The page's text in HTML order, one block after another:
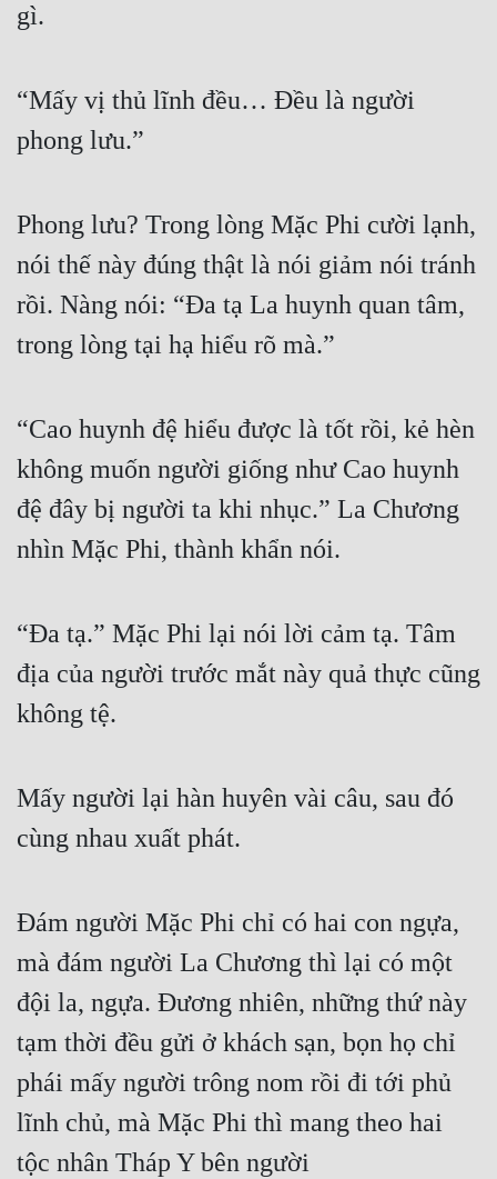
gì.
“Mấy vị thủ lĩnh đều… Đều là người
phong lưu.”
Phong lưu? Trong lòng Mặc Phi cười lạnh,
nói thế này đúng thật là nói giảm nói tránh
rồi. Nàng nói: “Đa tạ La huynh quan tâm,
trong lòng tại hạ hiểu rõ mà.”
“Cao huynh đệ hiểu được là tốt rồi, kẻ hèn
không muốn người giống như Cao huynh
đệ đây bị người ta khi nhục.” La Chương
nhìn Mặc Phi, thành khẩn nói.
“Đa tạ.” Mặc Phi lại nói lời cảm tạ. Tâm
địa của người trước mắt này quả thực cũng
không tệ.
Mấy người lại hàn huyên vài câu, sau đó
cùng nhau xuất phát.
Đám người Mặc Phi chỉ có hai con ngựa,
mà đám người La Chương thì lại có một
đội la, ngựa. Đương nhiên, những thứ này
tạm thời đều gửi ở khách sạn, bọn họ chỉ
phái mấy người trông nom rồi đi tới phủ
lĩnh chủ, mà Mặc Phi thì mang theo hai
tộc nhân Tháp Y bên người